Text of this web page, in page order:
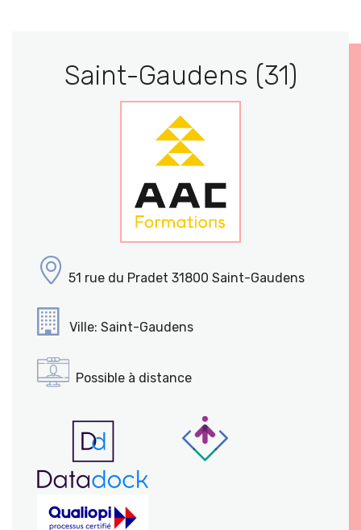
Saint-Gaudens (31)
51 rue du Pradet 31800 Saint-Gaudens
Ville: Saint-Gaudens
Possible à distance